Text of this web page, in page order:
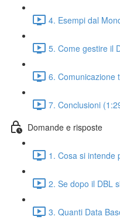
4. Esempi dal
5. Come gestire il
6. Comunicazione
7. Conclusioni
Domande e risposte
1. Cosa si intende
2. Se dopo il DBL
3. Quanti Data